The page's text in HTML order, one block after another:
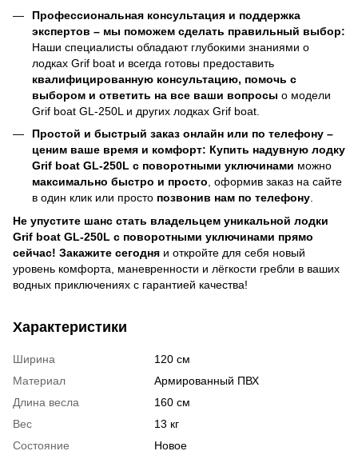
Профессиональная консультация и поддержка
экспертов – мы поможем сделать правильный выбор:
Наши специалисты обладают глубокими знаниями о
лодках Grif boat и всегда готовы предоставить
квалифицированную консультацию, помочь с
выбором и ответить на все ваши вопросы о модели
Grif boat GL-250L и других лодках Grif boat.
Простой и быстрый заказ онлайн или по телефону –
ценим ваше время и комфорт: Купить надувную лодку
Grif boat GL-250L с поворотными уключинами можно
максимально быстро и просто, оформив заказ на сайте
в один клик или просто позвонив нам по телефону.
Не упустите шанс стать владельцем уникальной лодки
Grif boat GL-250L с поворотными уключинами прямо
сейчас! Закажите сегодня и откройте для себя новый
уровень комфорта, маневренности и лёгкости гребли в ваших
водных приключениях с гарантией качества!
Характеристики
Ширина
120 см
Материал
Армированный ПВХ
Длина весла
160 см
Вес
13 кг
Состояние
Новое